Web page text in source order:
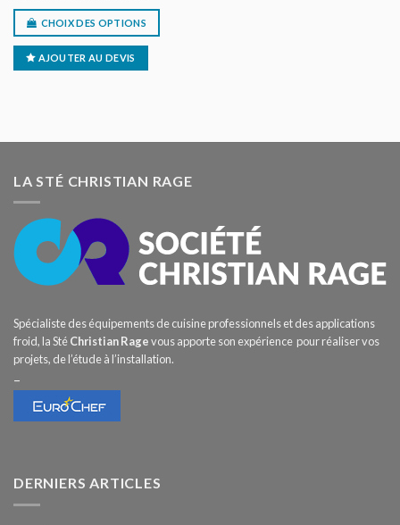
CHOIX DES OPTIONS
AJOUTER AU DEVIS
LA STÉ CHRISTIAN RAGE
Spécialiste des équipements de cuisine professionnels et des applications
froid, la StéChristian Ragevous apporte son expérience pour réaliser vos
projets, de l’étude à l’installation.
–
DERNIERS ARTICLES